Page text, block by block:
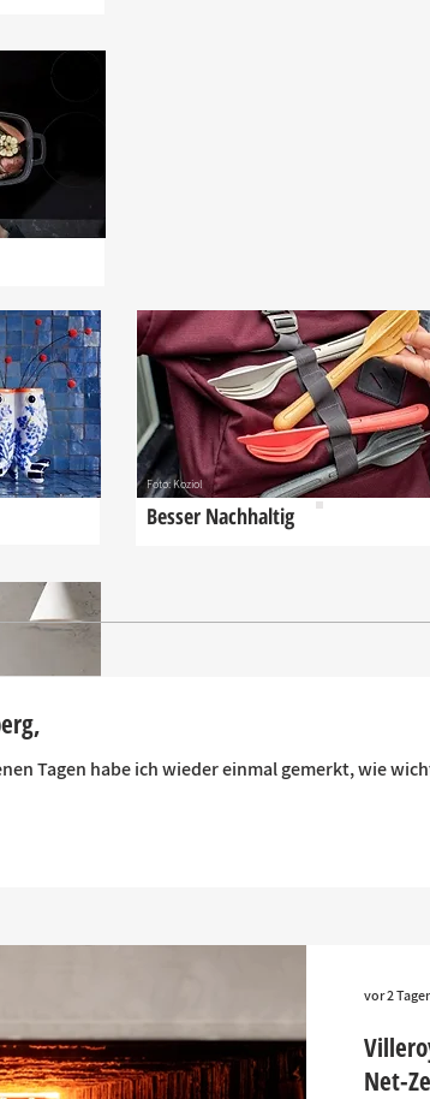
Foto: Koziol
Besser Nachhaltig
Tagen habe ich wieder einmal gemerkt, wie
Net-
vor 2